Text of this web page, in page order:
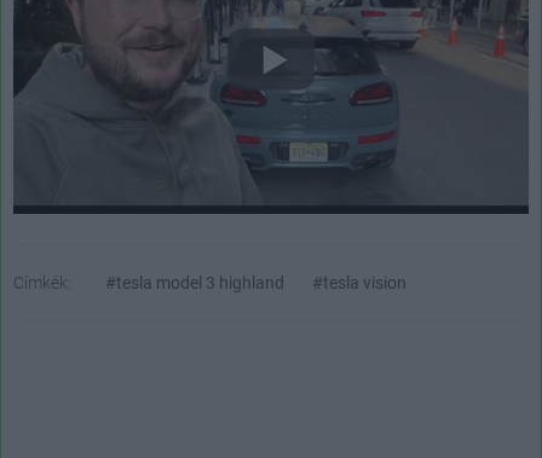
Címkék: #tesla model 3 highland #tesla vision